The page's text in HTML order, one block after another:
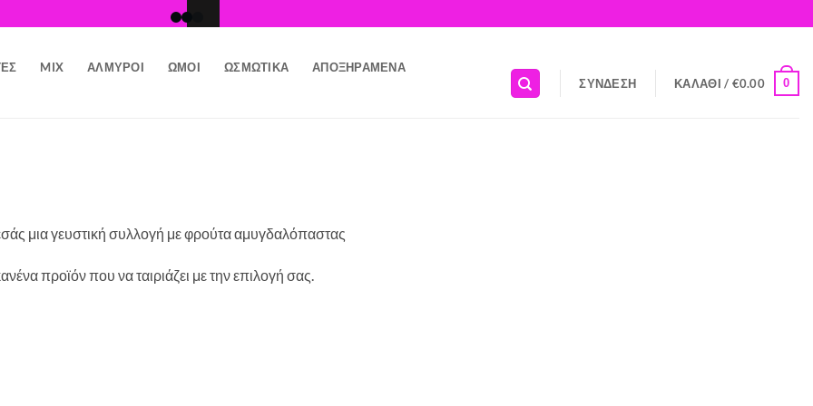
MIX ΑΛΜΥΡΟΊ ΩΜΟΊ ΩΣΜΩΤΙΚΆ ΑΠΟΞΗΡΑΜΈΝΑ
ΣΎΝΔΕΣΗ ΚΑΛΆΘΙ / €0.00 0
μια γευστική συλλογή με φρούτα αμυγδαλόπαστας
προϊόν που να ταιριάζει με την επιλογή σας.